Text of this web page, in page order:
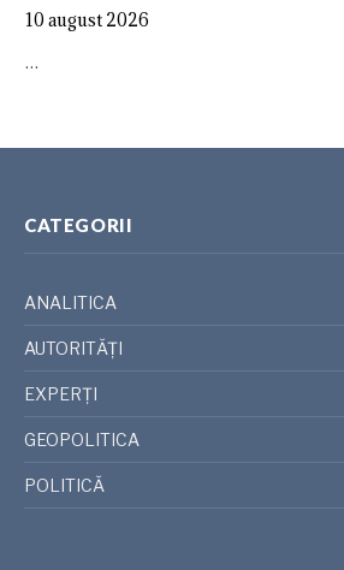
10 august 2026
…
CATEGORII
ANALITICA
AUTORITĂȚI
EXPERȚI
GEOPOLITICA
POLITICĂ